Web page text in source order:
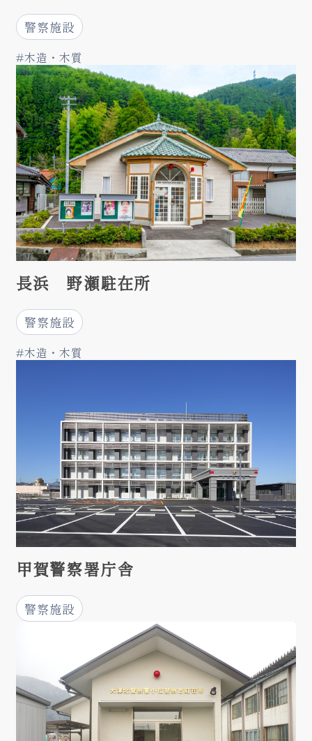
警察施設
#木造・木質
長浜 野瀬駐在所
警察施設
#木造・木質
甲賀警察署庁舎
警察施設